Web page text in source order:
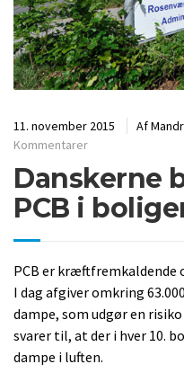
11. november 2015 Af
Kommentarer
Danskerne
PCB i
PCB er
I dag afgiver omkring
dampe, som udgør en
svarer til, at der i hver 10.
dampe i luften.